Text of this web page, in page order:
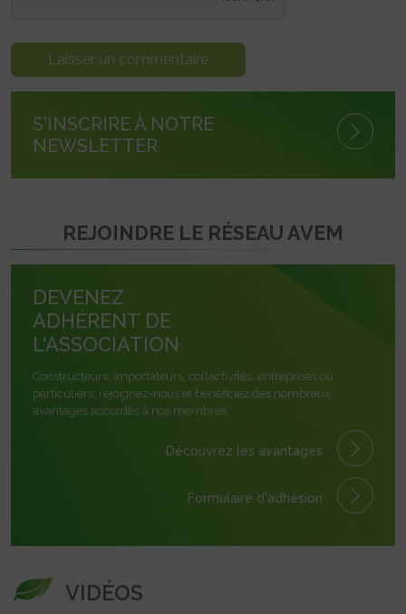
S'INSCRIRE À NOTRE
NEWSLETTER
REJOINDRE LE RÉSEAU AVEM
DEVENEZ
ADHÉRENT DE
L'ASSOCIATION
Constructeurs, importateurs, collectivités, entreprises ou
particuliers, rejoignez-nous et bénéficiez des nombreux
avantages accordés à nos membres.
Découvrez les avantages
Formulaire d'adhésion
VIDÉOS